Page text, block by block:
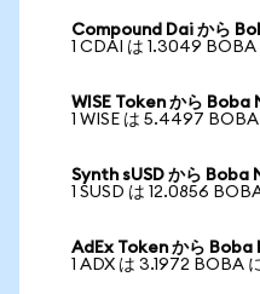
Compound Dai から
1 CDAI は 1.3049 BOBA
WISE Token から
1 WISE は 5.4497 BOBA
Synth sUSD から Boba
1 SUSD は 12.0856
AdEx Token から
1 ADX は 3.1972 BOBA